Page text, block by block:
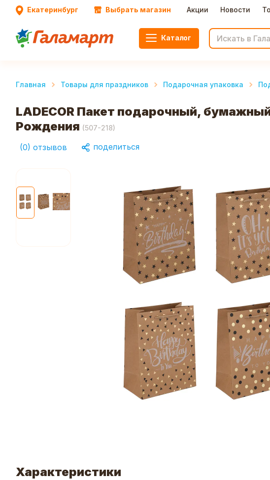
Екатеринбург Выбрать магазин Акции Новости
Каталог
Главная Товары для праздников Подарочная упаковка
LADECOR Пакет подарочный,
Рождения (507-218)
(0) отзывов поделиться
Характеристики